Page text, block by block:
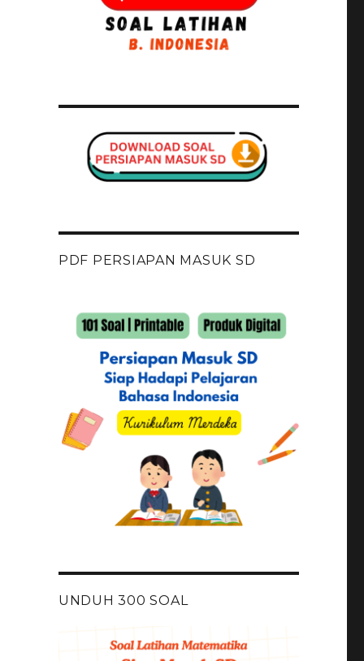
PDF PERSIAPAN MASUK SD
UNDUH 300 SOAL